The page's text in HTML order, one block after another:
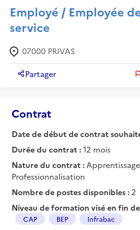
Employé / Employée
service
07000 PRIVAS
Partager
Contrat
Date de début de contrat
Durée du contrat :12 mois
Nature du contrat :
Professionnalisation
Nombre de postes disponibles : 2
Niveau de formation visé en fin
CAP BEP Infrabac